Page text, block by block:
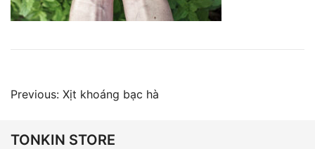
Điều
bài
Previous: Xịt khoáng bạc hà
TONKIN STORE